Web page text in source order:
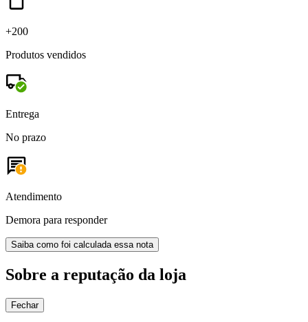
+200
Produtos vendidos
Entrega
No prazo
Atendimento
Demora para responder
Saiba como foi calculada essa nota
Sobre a reputação da loja
Fechar